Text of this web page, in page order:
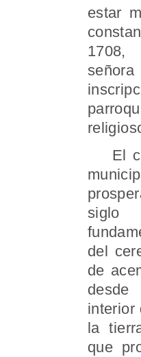
estar
1708,
El
del
de
interior
la
que